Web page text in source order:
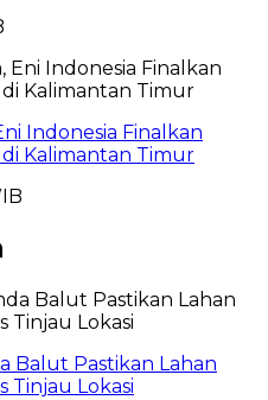
Indonesia Finalkan
di Kalimantan Timur
Balut Pastikan Lahan
Tinjau Lokasi